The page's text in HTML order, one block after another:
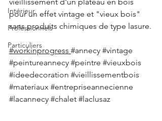
Intérieur
Professionnels
Particuliers
pour un effet vintage et "vieux bois"
sans produits chimiques de type lasure.
#workinprogress #annecy #vintage
#peintureannecy #peintre #vieuxbois
#ideedecoration #vieillissementbois
#materiaux #entrepriseannecienne
#lacannecy #chalet #laclusaz